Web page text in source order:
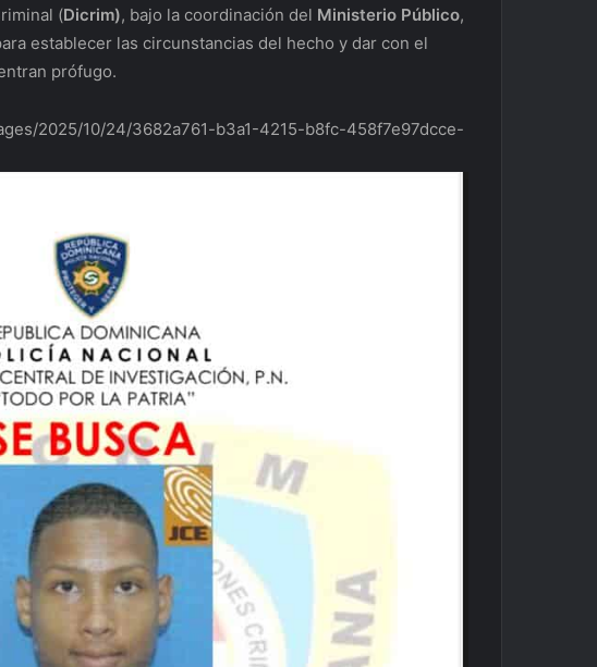
(Dicrim), bajo la coordinación del Ministerio Público,
establecer las circunstancias del hecho y dar con el
prófugo.
2025/10/24/3682a761-b3a1-4215-b8fc-458f7e97dcce-